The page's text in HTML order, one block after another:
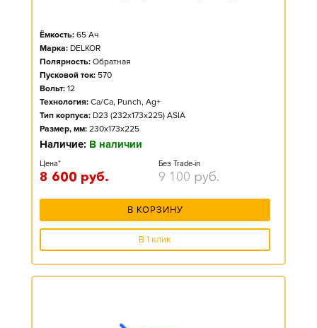
Ёмкость: 65 Ач
Марка: DELKOR
Полярность: Обратная
Пусковой ток: 570
Вольт: 12
Технология: Ca/Ca, Punch, Ag+
Тип корпуса: D23 (232x173x225) ASIA
Размер, мм: 230x173x225
Наличие: В наличии
Цена*
8 600 руб.
Без Trade-in
9 100 руб.
В КОРЗИНУ
В 1 клик